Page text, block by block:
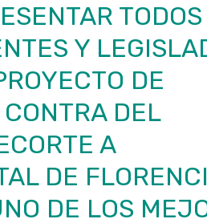
TODOS
Y
DE
DEL
A
DE
DE LOS